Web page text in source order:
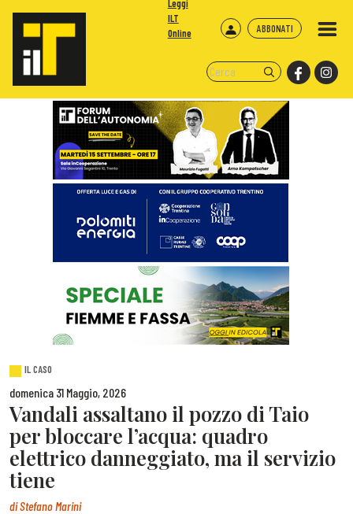
ABBONATI
Leggi
ILT
Online
IL CASO
domenica 31 Maggio, 2026
Vandali assaltano il pozzo di Taio
per bloccare l’acqua: quadro
elettrico danneggiato, ma il servizio
tiene
diStefano Marini